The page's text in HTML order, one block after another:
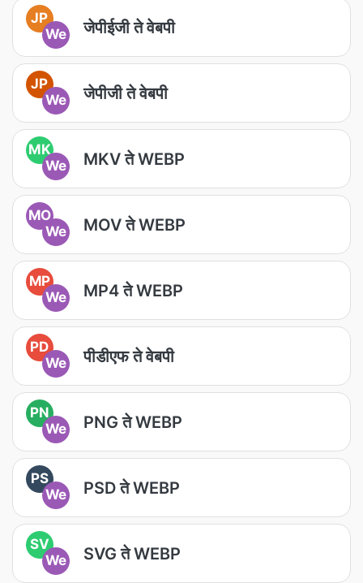
JP
We
जेपीईजी ते वेबपी
JP
We
जेपीजी ते वेबपी
MK
We
MKV ते WEBP
MO
We
MOV ते WEBP
MP
We
MP4 ते WEBP
PD
We
पीडीएफ ते वेबपी
PN
We
PNG ते WEBP
PS
We
PSD ते WEBP
SV
We
SVG ते WEBP